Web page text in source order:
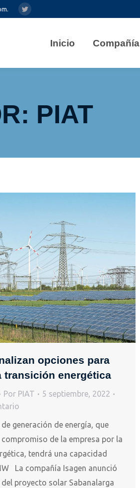
Twitter
Inicio Compañía
PIAT
opciones para
transición energética
Por PIAT
5 septiembre, 2022
generación de energía, que
compromiso de la empresa por la
tendrá una capacidad
La compañía Isagen anunció
proyecto solar Sabanalarga